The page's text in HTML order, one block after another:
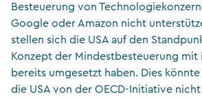
Besteuerung von
Google oder Amazon nicht
stellen sich die USA auf den
Konzept der Mindestbesteuerung mit
bereits umgesetzt haben. Dies könnte
die USA von der OECD-Initiative